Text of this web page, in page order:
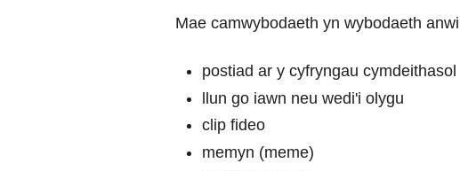
Mae camwybodaeth yn wybodaeth
postiad ar y cyfryngau cymdeithasol
llun go iawn neu wedi'i olygu
clip fideo
memyn (meme)